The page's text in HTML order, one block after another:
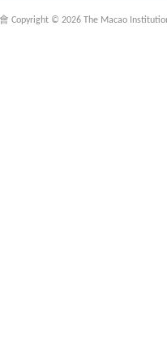
Copyright © 2026 The Macao